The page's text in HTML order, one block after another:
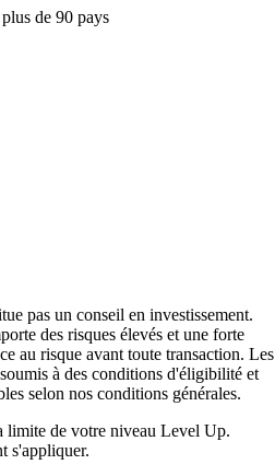
de 90 pays
pas un conseil en investissement.
des risques élevés et une forte
au risque avant toute transaction. Les
à des conditions d'éligibilité et
selon nos conditions générales.
limite de votre niveau Level Up.
s'appliquer.